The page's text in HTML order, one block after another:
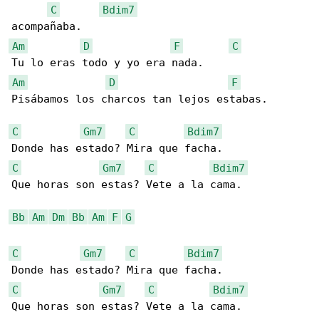
C
Bdim7
Am
D F
C
Am
D
F
Pisábamos los charcos tan lejos estabas.
C Gm7 C
Bdim7
C
Gm7 C
Bdim7
Que horas son estas? Vete a la cama.
Bb Am Dm Bb Am F G
C Gm7 C
Bdim7
C
Gm7 C
Bdim7
Que horas son estas? Vete a la cama.